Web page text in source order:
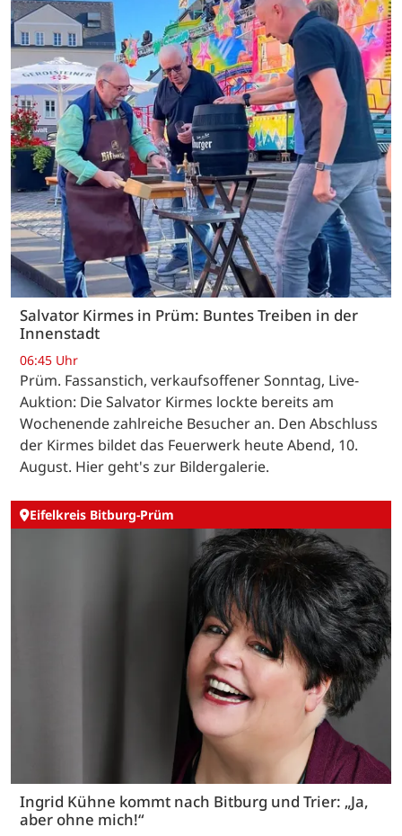
Salvator Kirmes in Prüm: Buntes Treiben in der
Innenstadt
06:45 Uhr
Prüm. Fassanstich, verkaufsoffener Sonntag, Live-
Auktion: Die Salvator Kirmes lockte bereits am
Wochenende zahlreiche Besucher an. Den Abschluss
der Kirmes bildet das Feuerwerk heute Abend, 10.
August. Hier geht's zur Bildergalerie.
Eifelkreis Bitburg-Prüm
Ingrid Kühne kommt nach Bitburg und Trier: „Ja,
aber ohne mich!“